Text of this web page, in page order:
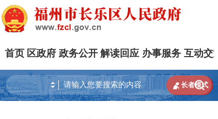
首页 区政府 政务公开 解读回应 办事服务 互动交

 长者模式